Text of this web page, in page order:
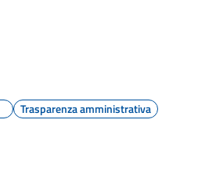
Trasparenza amministrativa